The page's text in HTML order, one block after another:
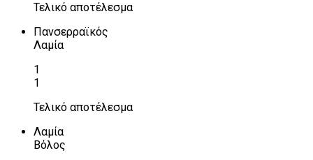
Τελικό αποτέλεσμα
Πανσερραϊκός
Λαμία
1
1
Τελικό αποτέλεσμα
Λαμία
Βόλος